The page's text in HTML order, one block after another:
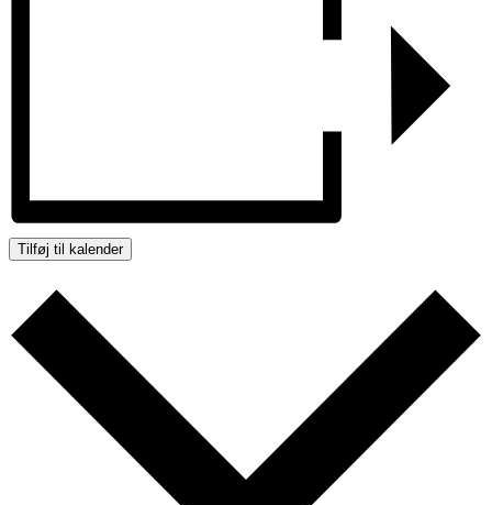
Tilføj til kalender